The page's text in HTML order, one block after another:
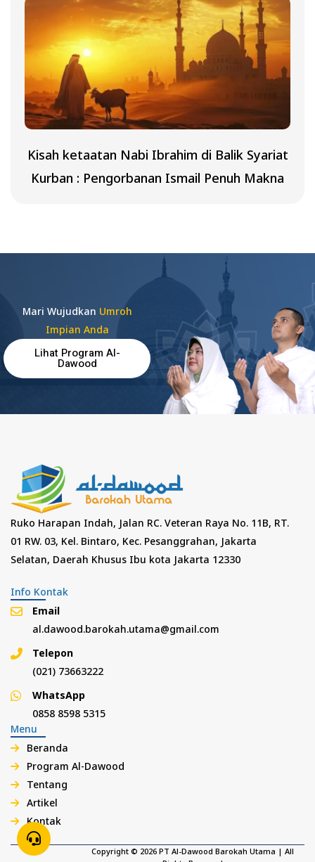
Kisah ketaatan Nabi Ibrahim di Balik Syariat
Kurban : Pengorbanan Ismail Penuh Makna
Mari Wujudkan Umroh
Impian Anda
Lihat Program Al-
Dawood
Ruko Harapan Indah, Jalan RC. Veteran Raya No. 11B, RT.
01 RW. 03, Kel. Bintaro, Kec. Pesanggrahan, Jakarta
Selatan, Daerah Khusus Ibu kota Jakarta 12330
Info Kontak
Email
al.dawood.barokah.utama@gmail.com
Telepon
(021) 73663222
WhatsApp
0858 8598 5315
Menu
Beranda
Program Al-Dawood
Tentang
Artikel
Kontak
Copyright © 2026 PT Al-Dawood Barokah Utama | All